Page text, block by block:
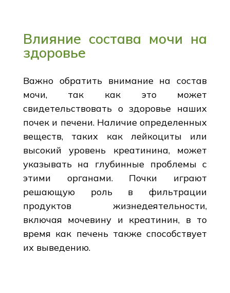
Влияние состава мочи на
здоровье
Важно обратить внимание на состав
мочи, так как это может
свидетельствовать о здоровье наших
почек и печени. Наличие определенных
веществ, таких как лейкоциты или
высокий уровень креатинина, может
указывать на глубинные проблемы с
этими органами. Почки играют
решающую роль в фильтрации
продуктов жизнедеятельности,
включая мочевину и креатинин, в то
время как печень также способствует
их выведению.